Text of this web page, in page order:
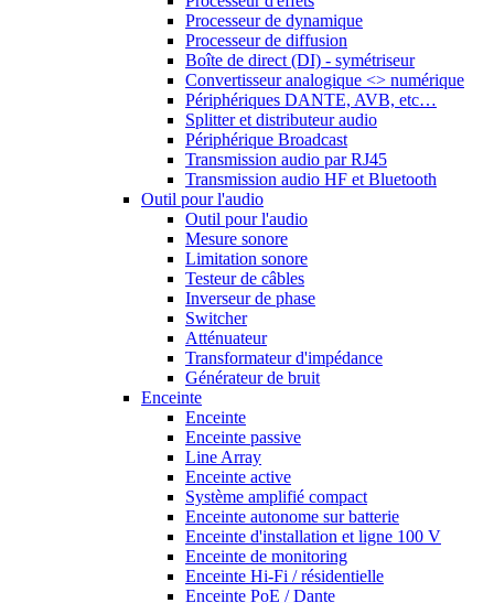
Processeur de dynamique
Processeur de diffusion
Boîte de direct (DI) - symétriseur
Convertisseur analogique <> numérique
Périphériques DANTE, AVB, etc…
Splitter et distributeur audio
Périphérique Broadcast
Transmission audio par RJ45
Transmission audio HF et Bluetooth
Outil pour l'audio
Outil pour l'audio
Mesure sonore
Limitation sonore
Testeur de câbles
Inverseur de phase
Switcher
Atténuateur
Transformateur d'impédance
Générateur de bruit
Enceinte
Enceinte
Enceinte passive
Line Array
Enceinte active
Système amplifié compact
Enceinte autonome sur batterie
Enceinte d'installation et ligne 100 V
Enceinte de monitoring
Enceinte Hi-Fi / résidentielle
Enceinte PoE / Dante